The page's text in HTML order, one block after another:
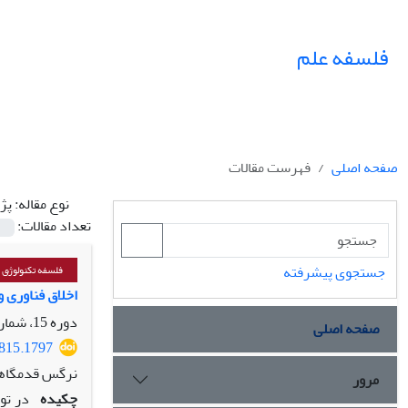
فلسفه علم
صفحه اصلی
فهرست مقالات
نوع مقاله:
تعداد مقالات:
فلسفه تکنولوژِّی
اخلاق
دوره 15، شماره 1، شهریور 1404، صفحه
نرگس
چکیده در
جستجوی پیشرفته
صفحه اصلی
مرور